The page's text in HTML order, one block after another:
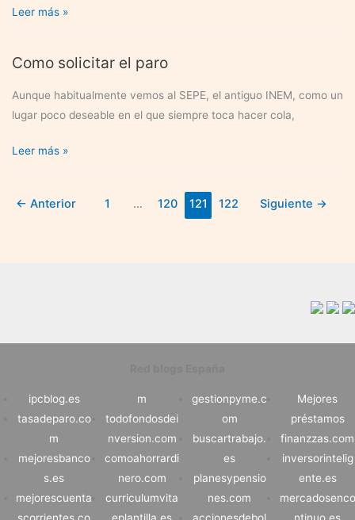
19.020.360
el
mes
de
¿Para
el
INEM?
Leer más »
Como solicitar el paro
Aunque habitualmente vemos al SEPE, el antiguo INEM, como un
lugar poco deseable en el que siempre toca hacer cola,
Como
paro
Leer más »
← Anterior 1 … 120 121 122 Siguiente →
ipcblog.es
tasadeparo.co
m
mejoresbanco
s.es
mejorescuenta
m
todofondosdei
nversion.com
comoahorrardi
nero.com
curriculumvita
gestionpyme.c
om
buscartrabajo.
es
planesypensio
nes.com
Mejores
préstamos
finanzzas.com
inversorintelig
ente.es
mercadosenco